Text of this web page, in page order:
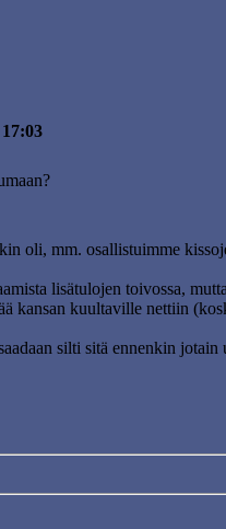
oli, mm. osallistuimme
lisätulojen toivossa,
kansan kuultaville nettiin
silti sitä ennenkin jotain